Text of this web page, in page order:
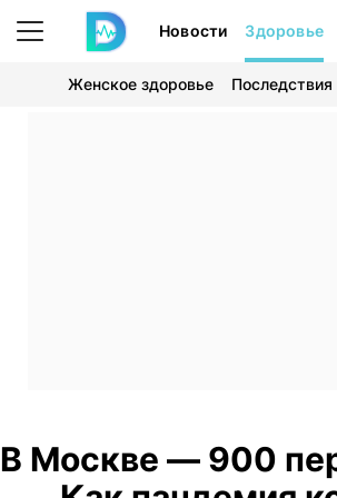
Новости Здоровье
Женское здоровье Последствия
В Москве — 900